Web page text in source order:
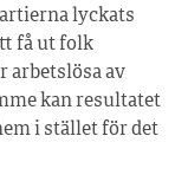
lyckats
få ut folk
arbetslösa av
kan resultatet
i stället för det